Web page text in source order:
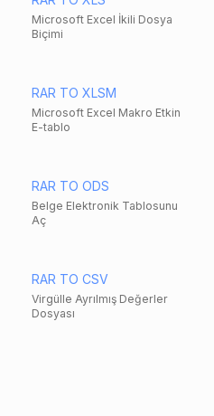
Microsoft Excel İkili Dosya
Biçimi
RAR TO XLSM
Microsoft Excel Makro Etkin
E-tablo
RAR TO ODS
Belge Elektronik Tablosunu
Aç
RAR TO CSV
Virgülle Ayrılmış Değerler
Dosyası